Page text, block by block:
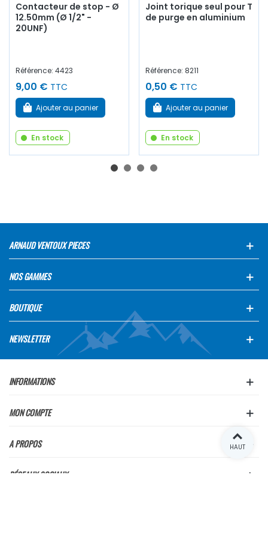
Contacteur de stop - Ø
12.50mm (Ø 1/2" -
20UNF)
Référence: 4423
9,00 € TTC
Ajouter au panier
En stock
Joint torique seul pour T
de purge en aluminium
Référence: 8211
0,50 € TTC
Ajouter au panier
En stock
ARNAUD VENTOUX PIECES
NOS GAMMES
BOUTIQUE
NEWSLETTER
INFORMATIONS
MON COMPTE
A PROPOS
RÉSEAUX SOCIAUX
HAUT